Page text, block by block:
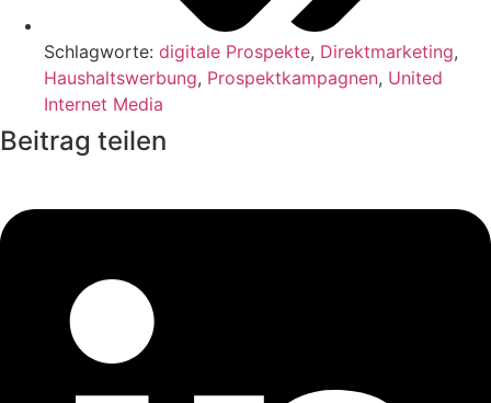
Schlagworte: digitale Prospekte, Direktmarketing,
Haushaltswerbung, Prospektkampagnen, United
Internet Media
Beitrag teilen